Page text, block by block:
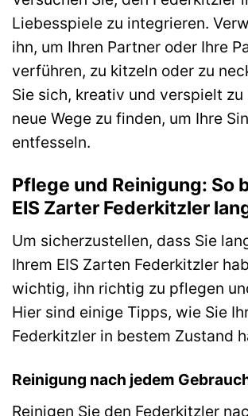
Liebesspiele zu integrieren.
ihn, um Ihren Partner oder Ihre
verführen, zu kitzeln oder zu
Sie sich, kreativ und verspielt zu
neue Wege zu finden, um Ihre
entfesseln.
Pflege und Reinigung: So
EIS Zarter Federkitzler
Um sicherzustellen, dass Sie
Ihrem EIS Zarten Federkitzler
wichtig, ihn richtig zu pflegen
Hier sind einige Tipps, wie Sie
Federkitzler in bestem Zustand
Reinigung nach jedem
Reinigen Sie den Federkitzler